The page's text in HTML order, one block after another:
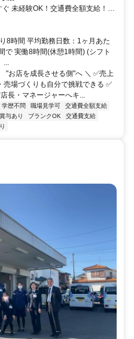
未経験OK！交通費全額支給！昇
8時間 平均勤務日数：1ヶ月あた
で 実働8時間(休憩1時間) (シフト
"お店を成長させる側"へ ＼ ✅売上
場づくりも自分で挑戦できる ✅
長・マネージャーへキ...
学歴不問 職場見学可
交通費全額支給
賞与あり ブランクOK
交通費支給